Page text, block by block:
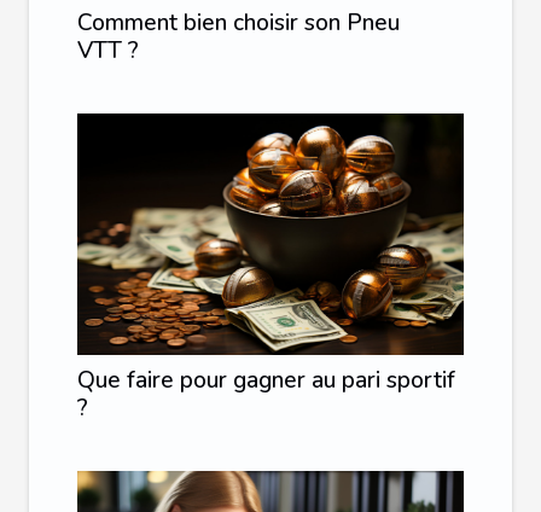
Comment bien choisir son Pneu
VTT ?
Que faire pour gagner au pari sportif
?